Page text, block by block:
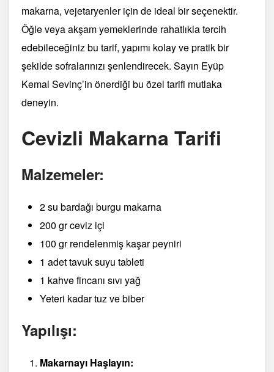
makarna, vejetaryenler için de ideal bir seçenektir.
Öğle veya akşam yemeklerinde rahatlıkla tercih
edebileceğiniz bu tarif, yapımı kolay ve pratik bir
şekilde sofralarınızı şenlendirecek. Sayın Eyüp
Kemal Sevinç’in önerdiği bu özel tarifi mutlaka
deneyin.
Cevizli Makarna Tarifi
Malzemeler:
2 su bardağı burgu makarna
200 gr ceviz içi
100 gr rendelenmiş kaşar peyniri
1 adet tavuk suyu tableti
1 kahve fincanı sıvı yağ
Yeteri kadar tuz ve biber
Yapılışı:
Makarnayı Haşlayın: